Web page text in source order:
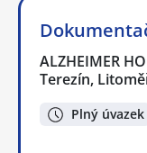
ALZHEIMER
Terezín,
Plný úvazek